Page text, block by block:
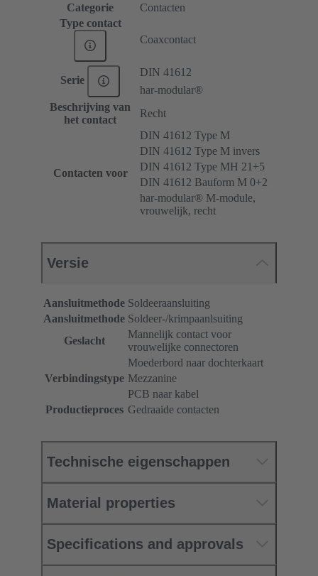
Categorie
Contacten
Type contact
Coaxcontact
Serie
DIN 41612
har-modular®
Beschrijving van
het contact
Recht
Contacten voor
DIN 41612 Type M
DIN 41612 Type M invers
DIN 41612 Type MH 21+5
DIN 41612 Bauform M 0+2
har-modular® M-module,
vrouwelijk, recht
Versie
Aansluitmethode Soldeeraansluiting
Aansluitmethode Soldeer-/krimpaanlsuiting
Geslacht
Mannelijk contact voor
vrouwelijke connectoren
Verbindingstype
Moederbord naar dochterkaart
Mezzanine
PCB naar kabel
Productieproces Gedraaide contacten
Technische eigenschappen
Material properties
Specifications and approvals